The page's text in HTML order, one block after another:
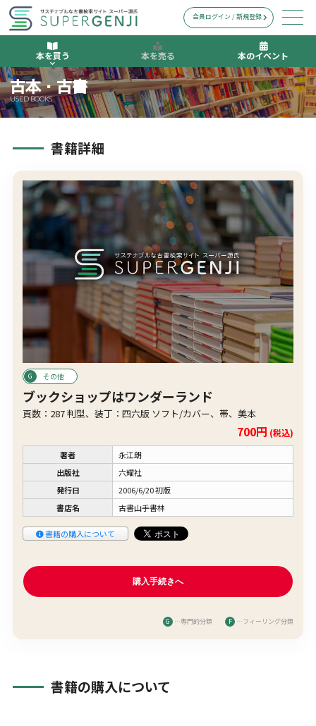
本を買う 本を売る 本のイベント
会員ログイン / 新規登録
古本・古書
USED BOOKS
書籍詳細
その他
ブックショップはワンダーランド
頁数：287 判型、装丁：四六版 ソフト/カバー、帯、美本
700円 (税込)
著者
永江朗
出版社
六耀社
発行日
2006/6/20 初版
書店名
古書山手書林
書籍の購入について
G …専門的分類 F …フィーリング分類
書籍の購入について